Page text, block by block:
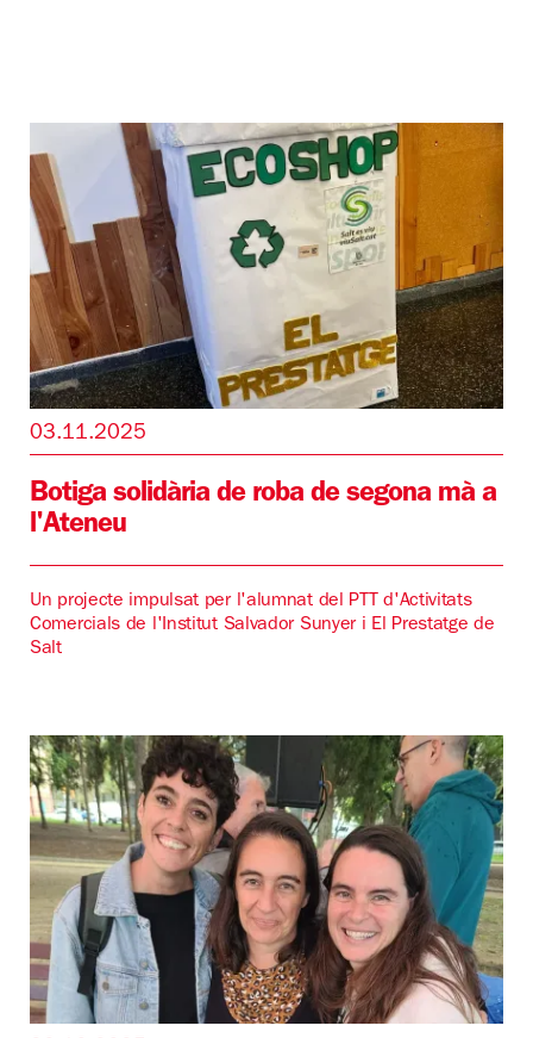
03.11.2025
Botiga solidària de roba de segona mà a
l'Ateneu
Un projecte impulsat per l'alumnat del PTT d'Activitats
Comercials de l'Institut Salvador Sunyer i El Prestatge de
Salt